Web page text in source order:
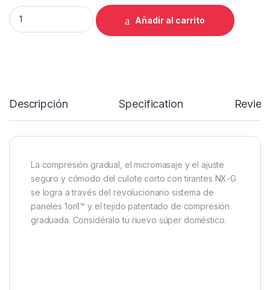
LICRA BIB GIORDANA HOMBRE NX-G BLACK L quantity
Añadir al carrito
Descripción Specification
La compresión gradual, el micromasaje y el ajuste
seguro y cómodo del culote corto con tirantes NX-G
se logra a través del revolucionario sistema de
paneles 1on1™ y el tejido patentado de compresión
graduada. Considéralo tu nuevo súper doméstico.